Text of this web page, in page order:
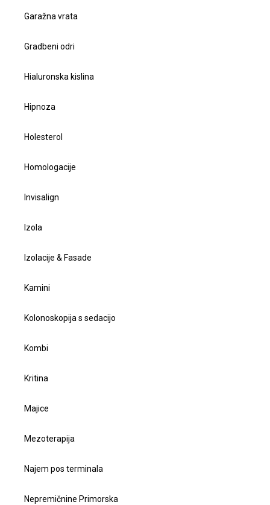
Garažna vrata
Gradbeni odri
Hialuronska kislina
Hipnoza
Holesterol
Homologacije
Invisalign
Izola
Izolacije & Fasade
Kamini
Kolonoskopija s sedacijo
Kombi
Kritina
Majice
Mezoterapija
Najem pos terminala
Nepremičnine Primorska